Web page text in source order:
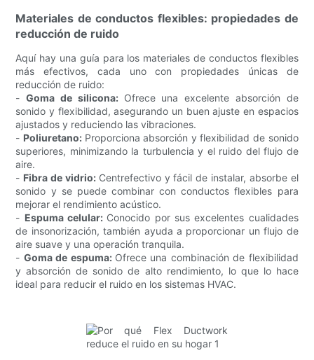
Materiales de conductos flexibles: propiedades de
reducción de ruido
Aquí hay una guía para los materiales de conductos flexibles
más efectivos, cada uno con propiedades únicas de
reducción de ruido:
-Goma de silicona: Ofrece una excelente absorción de
sonido y flexibilidad, asegurando un buen ajuste en espacios
ajustados y reduciendo las vibraciones.
- Poliuretano: Proporciona absorción y flexibilidad de sonido
superiores, minimizando la turbulencia y el ruido del flujo de
aire.
- Fibra de vidrio: Centrefectivo y fácil de instalar, absorbe el
sonido y se puede combinar con conductos flexibles para
mejorar el rendimiento acústico.
- Espuma celular: Conocido por sus excelentes cualidades
de insonorización, también ayuda a proporcionar un flujo de
aire suave y una operación tranquila.
- Goma de espuma: Ofrece una combinación de flexibilidad
y absorción de sonido de alto rendimiento, lo que lo hace
ideal para reducir el ruido en los sistemas HVAC.